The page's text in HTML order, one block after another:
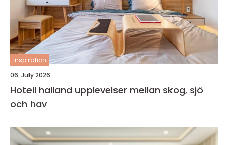
inspiration
06. July 2026
Hotell halland upplevelser mellan skog, sjö
och hav